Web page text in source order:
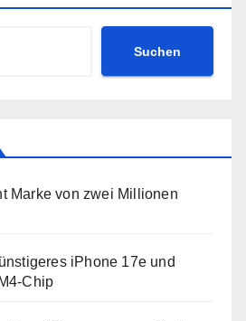
Suchen
Marke von zwei Millionen
iPhone 17e und
Chip